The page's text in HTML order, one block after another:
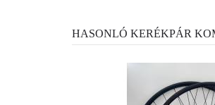
HASONLÓ KERÉKPÁR